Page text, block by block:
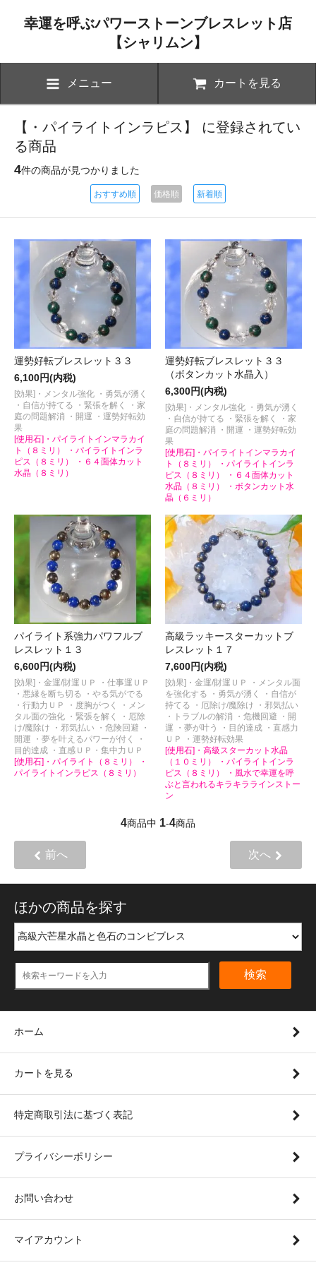
幸運を呼ぶパワーストーンブレスレット店
【シャリムン】
メニュー カートを見る
【・パイライトインラピス】 に登録されてい
る商品
4件の商品が見つかりました
おすすめ順 価格順 新着順
運勢好転ブレスレット３３
6,100円(内税)
[効果]・メンタル強化 ・勇気が湧く
・自信が持てる ・緊張を解く ・家
庭の問題解消 ・開運 ・運勢好転効
果
[使用石]・パイライトインマラカイ
ト（８ミリ） ・パイライトインラ
ピス（８ミリ） ・６４面体カット
水晶（８ミリ）
運勢好転ブレスレット３３
（ボタンカット水晶入）
6,300円(内税)
[効果]・メンタル強化 ・勇気が湧く
・自信が持てる ・緊張を解く ・家
庭の問題解消 ・開運 ・運勢好転効
果
[使用石]・パイライトインマラカイ
ト（８ミリ） ・パイライトインラ
ピス（８ミリ） ・６４面体カット
水晶（８ミリ） ・ボタンカット水
晶（６ミリ）
パイライト系強力パワフルブ
レスレット１３
6,600円(内税)
[効果]・金運/財運ＵＰ ・仕事運ＵＰ
・悪縁を断ち切る ・やる気がでる
・行動力ＵＰ ・度胸がつく ・メン
タル面の強化 ・緊張を解く ・厄除
け/魔除け ・邪気払い ・危険回避 ・
開運 ・夢を叶えるパワーが付く ・
目的達成 ・直感ＵＰ・集中力ＵＰ
[使用石]・パイライト（８ミリ） ・
パイライトインラピス（８ミリ）
高級ラッキースターカットブ
レスレット１７
7,600円(内税)
[効果]・金運/財運ＵＰ ・メンタル面
を強化する ・勇気が湧く ・自信が
持てる ・厄除け/魔除け ・邪気払い
・トラブルの解消 ・危機回避 ・開
運 ・夢が叶う ・目的達成 ・直感力
ＵＰ ・運勢好転効果
[使用石]・高級スターカット水晶
（１０ミリ） ・パイライトインラ
ピス（８ミリ） ・風水で幸運を呼
ぶと言われるキラキララインストー
ン
4商品中 1-4商品
前へ 次へ
ほかの商品を探す
検索
ホーム
カートを見る
特定商取引法に基づく表記
プライバシーポリシー
お問い合わせ
マイアカウント